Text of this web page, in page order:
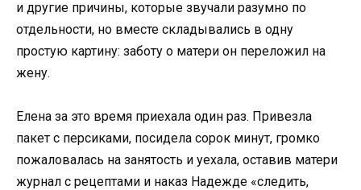
и другие причины, которые звучали разумно по
отдельности, но вместе складывались в одну
простую картину: заботу о матери он переложил на
жену.
Елена за это время приехала один раз. Привезла
пакет с персиками, посидела сорок минут, громко
пожаловалась на занятость и уехала, оставив матери
журнал с рецептами и наказ Надежде «следить,